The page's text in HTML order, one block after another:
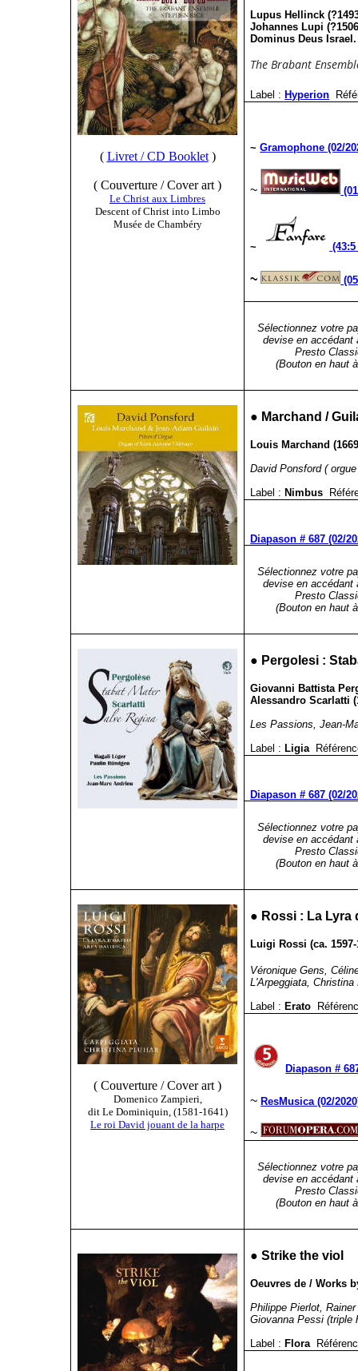
( Livret / CD Booklet)
( Couverture / Cover art )
Le Christ aux Limbres
Descent of Christ into Limbo
Musée de Chambéry
Lupus Hellinck
Johannes Lupi
Dominus Deus
The Brabant
Label : Hyperion
~Gramophone (02/
~
~
~
Sélectionnez votre
devise en accédant
Presto
(Bouton en haut
● Marchand /
Louis Marchand
David Ponsford (
Label : Nimbus
Diapason # 687 (02/
Sélectionnez votre
devise en accédant
Presto
(Bouton en haut
● Pergolesi :
Giovanni Battista
Alessandro Scarlatti
Les Passions, Jean-
Label : Ligia
Diapason # 687 (02/
Sélectionnez votre
devise en accédant
Presto
(Bouton en haut
( Couverture / Cover art )
Domenico Zampieri,
dit Le Dominiquin, (1581-1641)
Le roi David jouant de la harpe
● Rossi : La Lyra
Luigi Rossi (ca.
Véronique Gens,
L'Arpeggiata, Christina
Label : Erato
Diapason #
~ResMusica (02/
~
Sélectionnez votre
devise en accédant
Presto
(Bouton en haut
●Strike the viol
Oeuvres de / Works
Philippe Pierlot,
Giovanna Pessi (triple
Label : Flora